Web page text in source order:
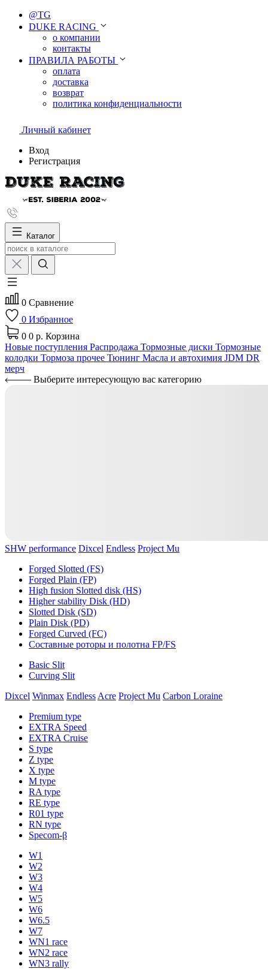
@TG
DUKE RACING
о компании
контакты
ПРАВИЛА РАБОТЫ
оплата
доставка
возврат
политика конфиденциальности
Личный кабинет
Вход
Регистрация
Каталог
0 Сравнение
0 Избранное
0 0 р. Корзина
Новые поступления Распродажа Тормозные диски Тормозные
колодки Тормоза прочее Тюнинг Масла и автохимия JDM DR
мерч
Выберите интересующую вас категорию
SHW performance Dixcel Endless Project Mu
Forged Slotted (FS)
Forged Plain (FP)
High fusion Slotted disk (HS)
Higher stability Disk (HD)
Slotted Disk (SD)
Plain Disk (PD)
Forged Curved (FC)
Составные роторы и полотна FP/FS
Basic Slit
Curving Slit
Dixcel Winmax Endless Acre Project Mu Carbon Loraine
Premium type
EXTRA Speed
EXTRA Cruise
S type
Z type
X type
M type
RA type
RE type
R01 type
RN type
Specom-β
W1
W2
W3
W4
W5
W6
W6.5
W7
WN1 race
WN2 race
WN3 rally